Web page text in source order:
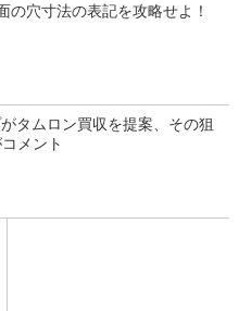
の穴寸法の表記を攻略せよ！
タムロン買収を提案、その狙
メント